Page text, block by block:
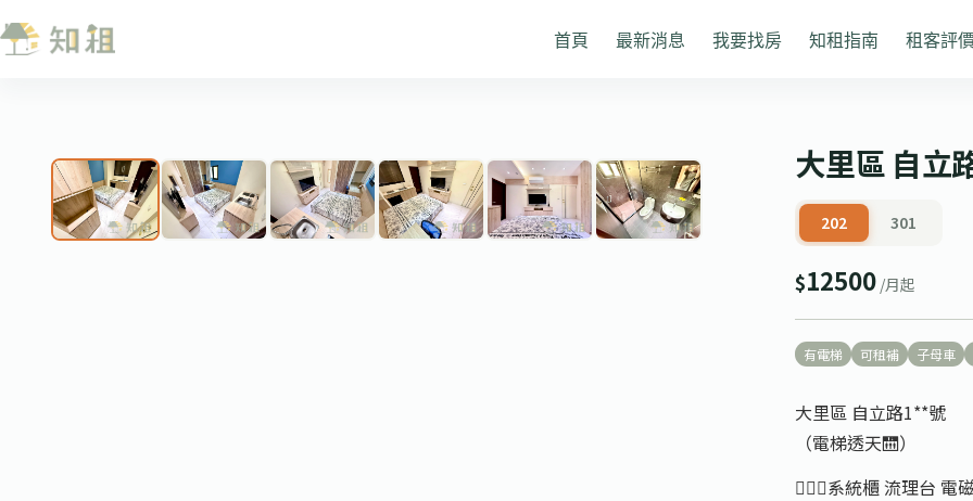
至
首頁 最新消息 我要找房 知租指南 租客評
大里區 自立
202 301
$12500 /月起
有電梯 可租補 子母車
大里區 自立路1**號
（電梯透天🛗）
🙋🏻‍♂️系統櫃 流理台 電